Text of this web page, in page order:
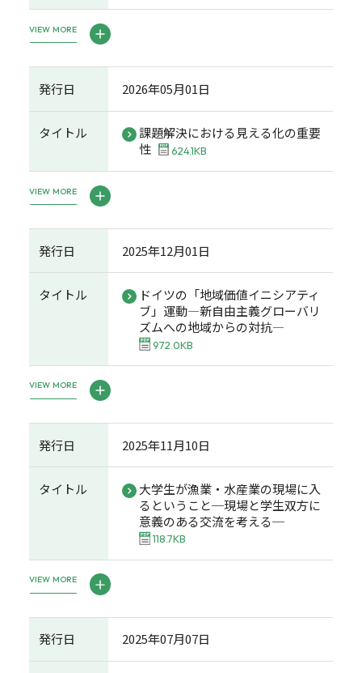
VIEW MORE
発行日 2026年05月01日
タイトル
課題解決における見える化の重要
性
624.1KB
VIEW MORE
発行日 2025年12月01日
タイトル
ドイツの「地域価値イニシアティ
ブ」運動―新自由主義グローバリ
ズムへの地域からの対抗―
972.0KB
VIEW MORE
発行日 2025年11月10日
タイトル
大学生が漁業・水産業の現場に入
るということ─現場と学生双方に
意義のある交流を考える─
118.7KB
VIEW MORE
発行日 2025年07月07日